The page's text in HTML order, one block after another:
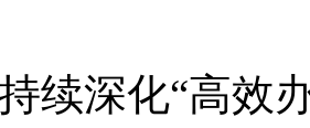
深化“高效办